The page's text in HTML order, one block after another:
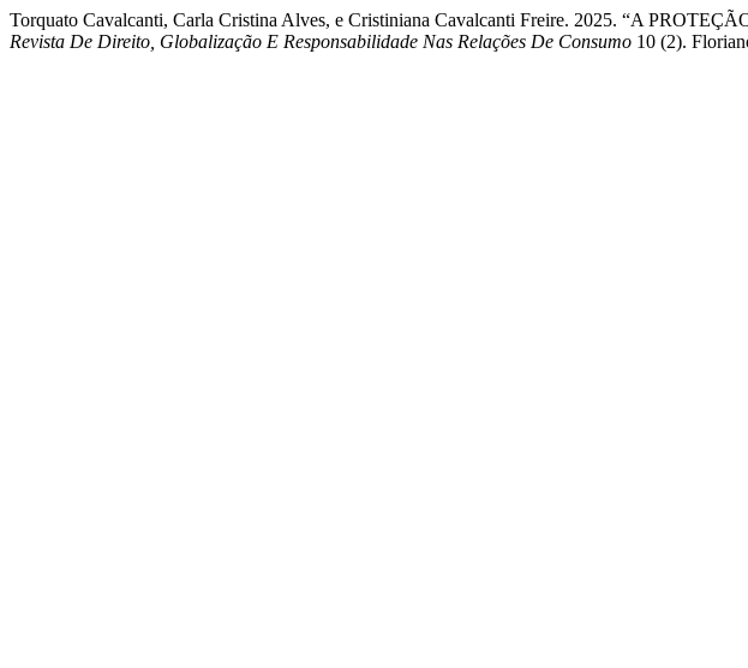
Torquato Cavalcanti, Carla Cristina Alves, e Cristiniana Cavalcanti Freire. 2025. “A
Revista De Direito, Globalização E Responsabilidade Nas Relações De Consumo 10 (2).